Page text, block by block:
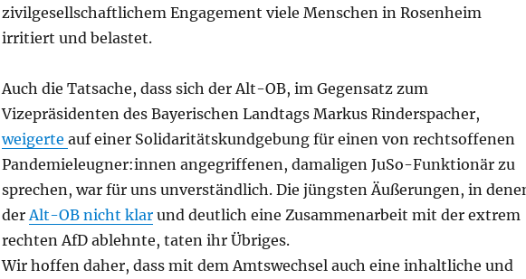
zivilgesellschaftlichem Engagement viele Menschen in Rosenheim
irritiert und belastet.
Auch die Tatsache, dass sich der Alt-OB, im Gegensatz zum
Vizepräsidenten des Bayerischen Landtags Markus Rinderspacher,
weigerte auf einer Solidaritätskundgebung für einen von rechtsoffenen
Pandemieleugner:innen angegriffenen, damaligen JuSo-Funktionär zu
sprechen, war für uns unverständlich. Die jüngsten Äußerungen, in
der Alt-OB nicht klarund deutlich eine Zusammenarbeit mit der extrem
rechten AfD ablehnte, taten ihr Übriges.
Wir hoffen daher, dass mit dem Amtswechsel auch eine inhaltliche und